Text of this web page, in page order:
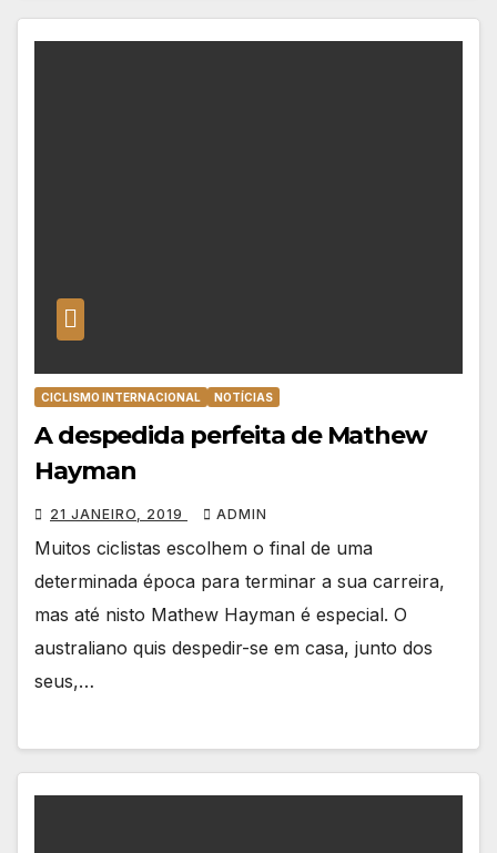
CICLISMO INTERNACIONAL NOTÍCIAS
A despedida perfeita de Mathew
Hayman
21 JANEIRO, 2019 ADMIN
Muitos ciclistas escolhem o final de uma
determinada época para terminar a sua carreira,
mas até nisto Mathew Hayman é especial. O
australiano quis despedir-se em casa, junto dos
seus,…